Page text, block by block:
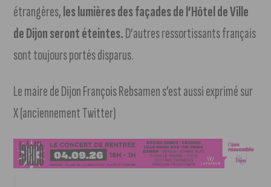
étrangères,les lumières des façades de l’Hôtel de Ville
de Dijon seront éteintes.D’autres ressortissants français
sont toujours portés disparus.
Le maire de Dijon François Rebsamen s’est aussi exprimé sur
X (anciennement Twitter)